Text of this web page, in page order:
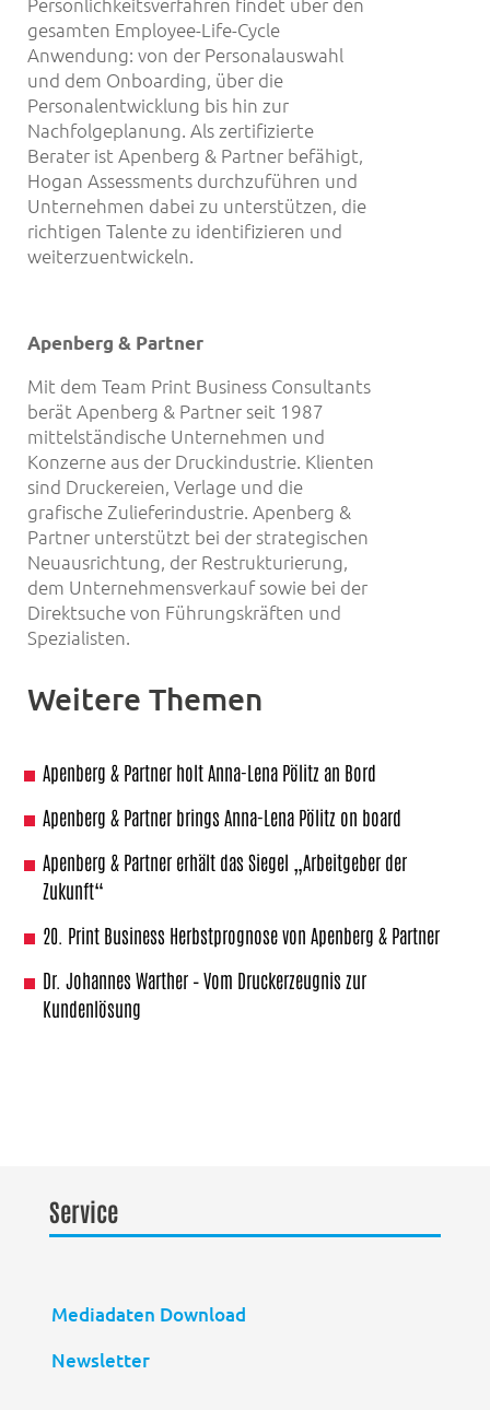
gesamten Employee-Life-Cycle
Anwendung: von der Personalauswahl
und dem Onboarding, über die
Personalentwicklung bis hin zur
Nachfolgeplanung. Als zertifizierte
Berater ist Apenberg & Partner befähigt,
Hogan Assessments durchzuführen und
Unternehmen dabei zu unterstützen, die
richtigen Talente zu identifizieren und
weiterzuentwickeln.
Apenberg & Partner
Mit dem Team Print Business Consultants
berät Apenberg & Partner seit 1987
mittelständische Unternehmen und
Konzerne aus der Druckindustrie. Klienten
sind Druckereien, Verlage und die
grafische Zulieferindustrie. Apenberg &
Partner unterstützt bei der strategischen
Neuausrichtung, der Restrukturierung,
dem Unternehmensverkauf sowie bei der
Direktsuche von Führungskräften und
Spezialisten.
Weitere Themen
Apenberg & Partner holt Anna-Lena Pölitz an Bord
Apenberg & Partner brings Anna-Lena Pölitz on board
Apenberg & Partner erhält das Siegel „Arbeitgeber der
Zukunft“
20. Print Business Herbstprognose von Apenberg & Partner
Dr. Johannes Warther – Vom Druckerzeugnis zur
Kundenlösung
Service
Mediadaten Download
Newsletter